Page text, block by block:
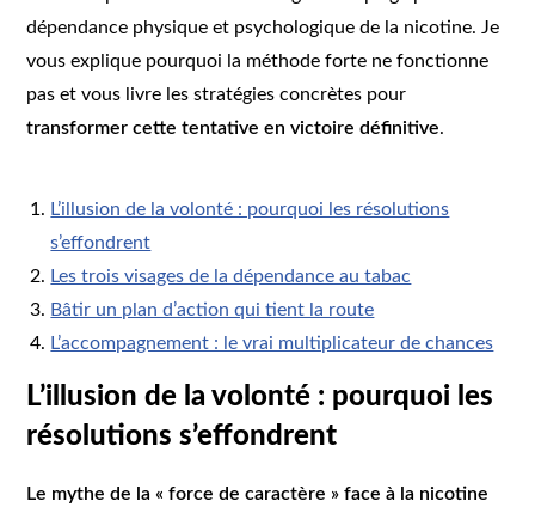
dépendance physique et psychologique de la nicotine. Je
vous explique pourquoi la méthode forte ne fonctionne
pas et vous livre les stratégies concrètes pour
transformer cette tentative en victoire définitive.
L’illusion de la volonté : pourquoi les résolutions
s’effondrent
Les trois visages de la dépendance au tabac
Bâtir un plan d’action qui tient la route
L’accompagnement : le vrai multiplicateur de chances
L’illusion de la volonté : pourquoi les
résolutions s’effondrent
Le mythe de la « force de caractère » face à la nicotine